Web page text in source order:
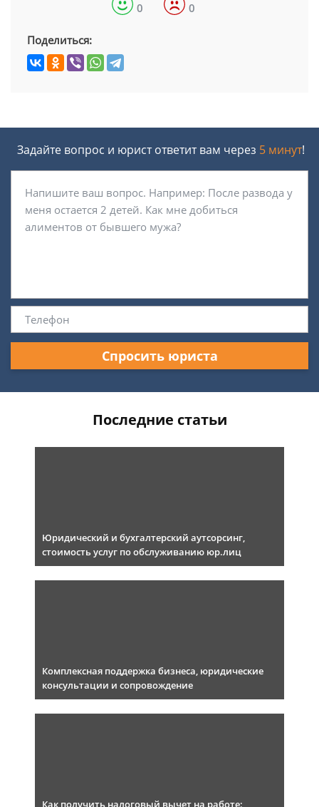
0 0
Поделиться:
Задайте вопрос и юрист ответит вам через 5 минут!
Спросить юриста
Последние статьи
Юридический и бухгалтерский аутсорсинг,
стоимость услуг по обслуживанию юр.лиц
Комплексная поддержка бизнеса, юридические
консультации и сопровождение
Как получить налоговый вычет на работе: